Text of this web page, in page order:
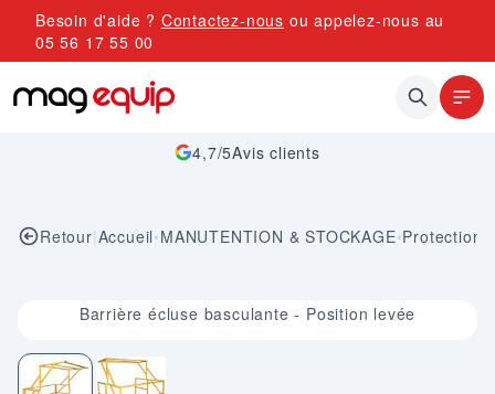
Allez au contenu
Besoin d'aide ? Contactez-nous ou appelez-nous au
05 56 17 55 00
4,7/5Avis clients
Retour|Accueil•MANUTENTION & STOCKAGE•Protection
Image 1 sur 2Barrière écluse basculante - Position levée